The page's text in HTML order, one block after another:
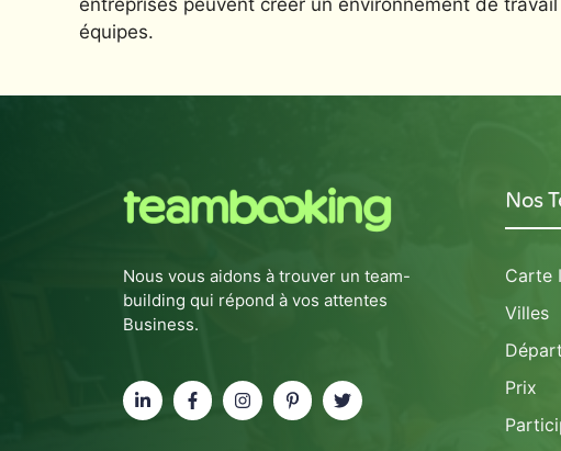
équipes.
Nous vous aidons à trouver un team-
building qui répond à vos attentes
Business.
Nos
Carte
Villes
Prix